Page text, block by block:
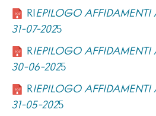
RI EPILOGO
31-07-2025
RIEPILOGO
30-06-2025
RIEPILOGO
31-05-2025